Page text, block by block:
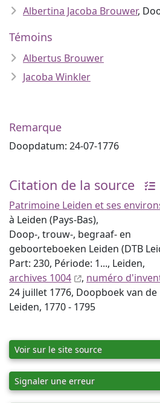
Albertina Jacoba Brouwer,
Témoins
Albertus Brouwer
Jacoba Winkler
Remarque
Doopdatum: 24-07-1776
Citation de la source
Patrimoine Leiden et ses
à Leiden (Pays-Bas),
Doop-, trouw-, begraaf- en
geboorteboeken Leiden (DTB
Part: 230, Période: 1..., Leiden,
archives 1004
, numéro
24 juillet 1776, Doopboek van
Leiden, 1770 - 1795
Voir sur le site source
Signaler une erreur